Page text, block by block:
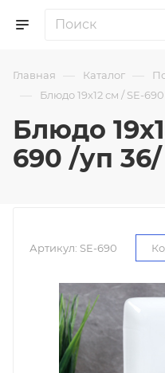
Главная — Каталог —
— Блюдо 19х12 см / SE-
Блюдо
690 /уп 36/
Артикул: SE-690